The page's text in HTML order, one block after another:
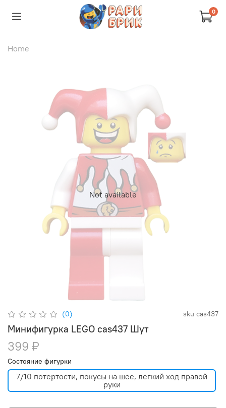
0
Home
Not available
(0) sku cas437
Минифигурка LEGO cas437 Шут
399 ₽
Состояние фигурки
7/10 потертости, покусы на шее, легкий ход правой
руки